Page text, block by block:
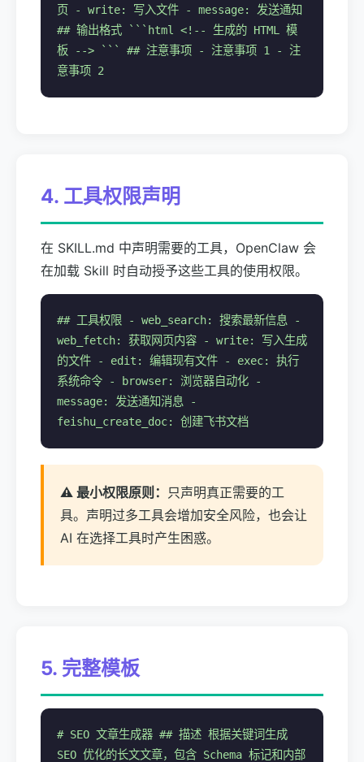
页 - write: 写入文件 - message: 发送通知
## 输出格式 ```html <!-- 生成的 HTML 模
板 --> ``` ## 注意事项 - 注意事项 1 - 注
意事项 2
4. 工具权限声明
在 SKILL.md 中声明需要的工具，OpenClaw 会
在加载 Skill 时自动授予这些工具的使用权限。
## 工具权限 - web_search: 搜索最新信息 -
web_fetch: 获取网页内容 - write: 写入生成
的文件 - edit: 编辑现有文件 - exec: 执行
系统命令 - browser: 浏览器自动化 -
message: 发送通知消息 -
feishu_create_doc: 创建飞书文档
⚠️ 最小权限原则： 只声明真正需要的工
具。声明过多工具会增加安全风险，也会让
AI 在选择工具时产生困惑。
5. 完整模板
# SEO 文章生成器 ## 描述 根据关键词生成
SEO 优化的长文文章，包含 Schema 标记和内部